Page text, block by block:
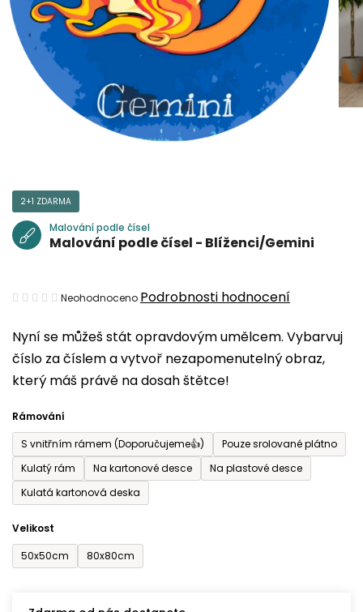
Nyní se můžeš stát opravdovým umělcem. Vybarvuj
číslo za číslem a vytvoř nezapomenutelný obraz,
který máš právě na dosah štětce!
Rámování
S vnitřním rámem (Doporučujeme👍)
Pouze srolované plátno
Kulatý rám
Na kartonové desce
Na plastové desce
Kulatá kartonová deska
Velikost
50x50cm
80x80cm
2+1 ZDARMA
Malování podle čísel
Malování podle čísel - Blíženci/Gemini
Průměrné
produktu
je
0,0
5
hvězdiček.
Neohodnoceno Podrobnosti hodnocení